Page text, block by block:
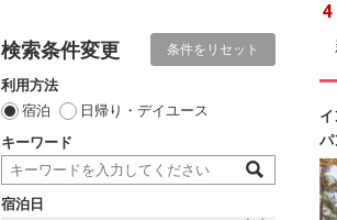
検索条件変更 条件をリセット
利用方法
宿泊
日帰り・デイユース
キーワード
宿泊日
4
パ